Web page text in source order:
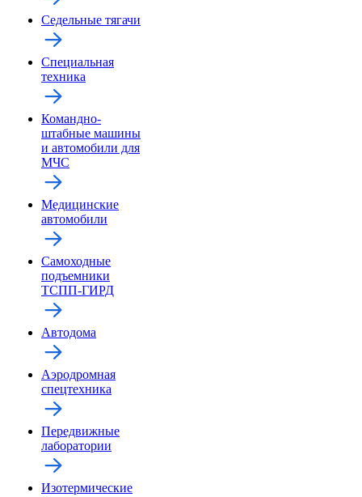
Седельные тягачи
Специальная
техника
Командно-
штабные машины
и автомобили для
МЧС
Медицинские
автомобили
Самоходные
подъемники
ТСПП-ГИРД
Автодома
Аэродромная
спецтехника
Передвижные
лаборатории
Изотермические